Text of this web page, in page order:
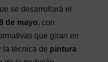
se desarrollará el
de mayo, con
que giran en
la técnica de pintura